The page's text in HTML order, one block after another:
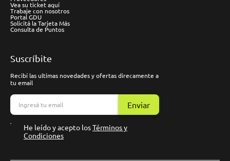
Vea su ticket aquí
Trabaje con nosotros
Portal GDU
Solicitá la Tarjeta Más
Consulta de Puntos
Suscríbite
Recibí las ultimas novedades y ofertas direcamente a
tu email
Enviar
He leído y acepto losTérminos y
Condiciones